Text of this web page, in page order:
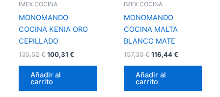
IMEX COCINA
MONOMANDO
COCINA KENIA ORO
CEPILLADO
135,52€ 100,31 €
Añadir al
carrito
IMEX COCINA
MONOMANDO
COCINA MALTA
BLANCO MATE
157,30€ 116,44€
Añadir al
carrito